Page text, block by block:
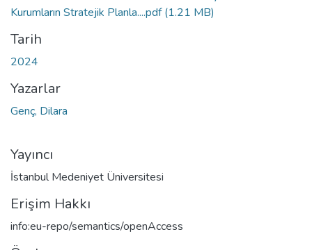
Kurumların Stratejik Planla....pdf(1.21 MB)
Tarih
2024
Yazarlar
Genç, Dilara
Yayıncı
İstanbul Medeniyet Üniversitesi
Erişim Hakkı
info:eu-repo/semantics/openAccess